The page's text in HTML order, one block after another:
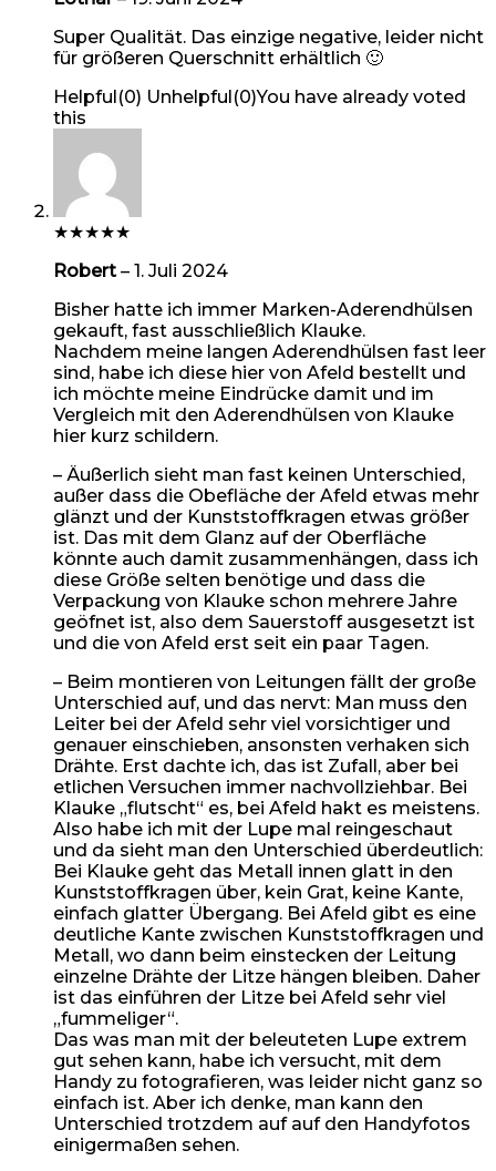
Super Qualität. Das einzige negative, leider nicht
für größeren Querschnitt erhältlich 🙂
Helpful(0) Unhelpful(0)You have already voted
this
★★★★★
Robert – 1. Juli 2024
Bisher hatte ich immer Marken-Aderendhülsen
gekauft, fast ausschließlich Klauke.
Nachdem meine langen Aderendhülsen fast leer
sind, habe ich diese hier von Afeld bestellt und
ich möchte meine Eindrücke damit und im
Vergleich mit den Aderendhülsen von Klauke
hier kurz schildern.
– Äußerlich sieht man fast keinen Unterschied,
außer dass die Obefläche der Afeld etwas mehr
glänzt und der Kunststoffkragen etwas größer
ist. Das mit dem Glanz auf der Oberfläche
könnte auch damit zusammenhängen, dass ich
diese Größe selten benötige und dass die
Verpackung von Klauke schon mehrere Jahre
geöfnet ist, also dem Sauerstoff ausgesetzt ist
und die von Afeld erst seit ein paar Tagen.
– Beim montieren von Leitungen fällt der große
Unterschied auf, und das nervt: Man muss den
Leiter bei der Afeld sehr viel vorsichtiger und
genauer einschieben, ansonsten verhaken sich
Drähte. Erst dachte ich, das ist Zufall, aber bei
etlichen Versuchen immer nachvollziehbar. Bei
Klauke „flutscht“ es, bei Afeld hakt es meistens.
Also habe ich mit der Lupe mal reingeschaut
und da sieht man den Unterschied überdeutlich:
Bei Klauke geht das Metall innen glatt in den
Kunststoffkragen über, kein Grat, keine Kante,
einfach glatter Übergang. Bei Afeld gibt es eine
deutliche Kante zwischen Kunststoffkragen und
Metall, wo dann beim einstecken der Leitung
einzelne Drähte der Litze hängen bleiben. Daher
ist das einführen der Litze bei Afeld sehr viel
„fummeliger“.
Das was man mit der beleuteten Lupe extrem
gut sehen kann, habe ich versucht, mit dem
Handy zu fotografieren, was leider nicht ganz so
einfach ist. Aber ich denke, man kann den
Unterschied trotzdem auf auf den Handyfotos
einigermaßen sehen.